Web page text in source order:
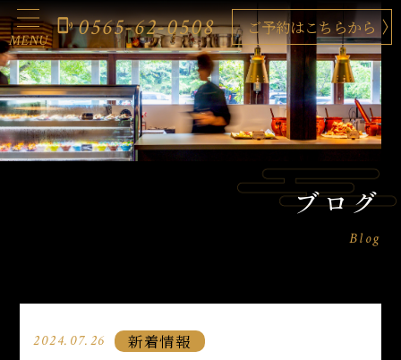
ブログ
Blog
2024.07.26 新着情報
MENU
phonelink_ring 0565-62-0508 ご予約はこちらから